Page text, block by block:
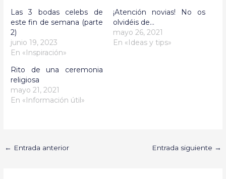
Las 3 bodas celebs de
este fin de semana (parte
2)
junio 19, 2023
En «Inspiración»
¡Atención novias! No os
olvidéis de…
mayo 26, 2021
En «Ideas y tips»
Rito de una ceremonia
religiosa
mayo 21, 2021
En «Información útil»
← Entrada anterior Entrada siguiente →